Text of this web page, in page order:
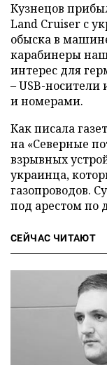
Кузнецов
Land Cruiser с
обыска в
карабинеры
интерес для
– USB-
и номерами.
Как писала
на «Северные
взрывных
украинца,
газопроводов.
под арестом по
СЕЙЧАС ЧИТАЮТ